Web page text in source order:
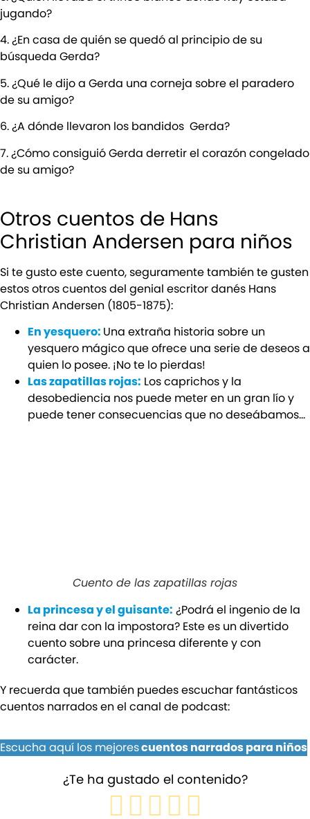
jugando?
4. ¿En casa de quién se quedó al principio de su
búsqueda Gerda?
5. ¿Qué le dijo a Gerda una corneja sobre el paradero
de su amigo?
6. ¿A dónde llevaron los bandidos Gerda?
7. ¿Cómo consiguió Gerda derretir el corazón congelado
de su amigo?
Otros cuentos de Hans
Christian Andersen para niños
Si te gusto este cuento, seguramente también te gusten
estos otros cuentos del genial escritor danés Hans
Christian Andersen (1805-1875):
En yesquero: Una extraña historia sobre un
yesquero mágico que ofrece una serie de deseos a
quien lo posee. ¡No te lo pierdas!
Las zapatillas rojas: Los caprichos y la
desobediencia nos puede meter en un gran lío y
puede tener consecuencias que no deseábamos…
Cuento de las zapatillas rojas
La princesa y el guisante: ¿Podrá el ingenio de la
reina dar con la impostora? Este es un divertido
cuento sobre una princesa diferente y con
carácter.
Y recuerda que también puedes escuchar fantásticos
cuentos narrados en el canal de podcast:
Escucha aquí los mejorescuentos narrados para niños
¿Te ha gustado el contenido?